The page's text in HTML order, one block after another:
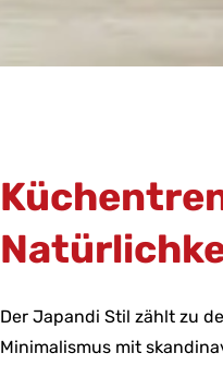
Der Japandi Stil zählt zu
Minimalismus mit